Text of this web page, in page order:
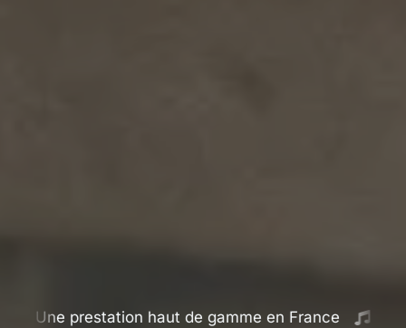
haut de gamme en France DJ mariage